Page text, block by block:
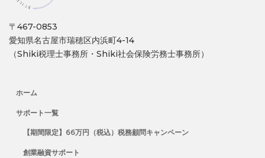
〒467-0853
愛知県名古屋市瑞穂区内浜町4-14
（Shiki税理士事務所・Shiki社会保険労務士事務所）
ホーム
サポート一覧
【期間限定】66万円（税込）税務顧問キャンペーン
創業融資サポート